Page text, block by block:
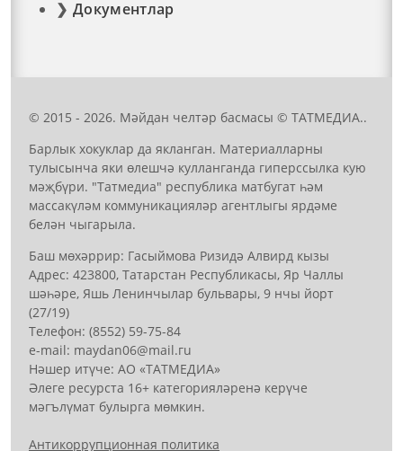
Документлар
© 2015 - 2026. Мәйдан челтәр басмасы © ТАТМЕДИА..
Барлык хокуклар да якланган. Материалларны
тулысынча яки өлешчә кулланганда гиперссылка кую
мәҗбүри. "Татмедиа" республика матбугат һәм
массакүләм коммуникацияләр агентлыгы ярдәме
белән чыгарыла.
Баш мөхәррир: Гасыймова Ризидә Алвирд кызы
Адрес: 423800, Татарстан Республикасы, Яр Чаллы
шәһәре, Яшь Ленинчылар бульвары, 9 нчы йорт
(27/19)
Телефон: (8552) 59-75-84
е-mail: mауdаn06@mail.гu
Нәшер итүче: АО «ТАТМЕДИА»
Әлеге ресурста 16+ категорияләренә керүче
мәгълүмат булырга мөмкин.
Антикоррупционная политика